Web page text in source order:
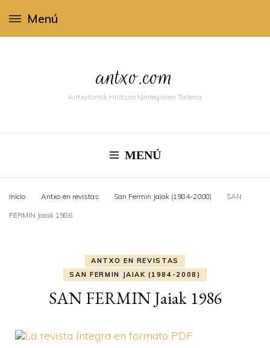
Menú
antxo.com
Antxotarrok Historia Mintegiaren Tailerra
MENÚ
Inicio Antxo en revistas San Fermin Jaiak (1984-2008) SAN
FERMIN Jaiak 1986
ANTXO EN REVISTAS
SAN FERMIN JAIAK (1984-2008)
SAN FERMIN Jaiak 1986
La revista í­ntegra en formato PDF